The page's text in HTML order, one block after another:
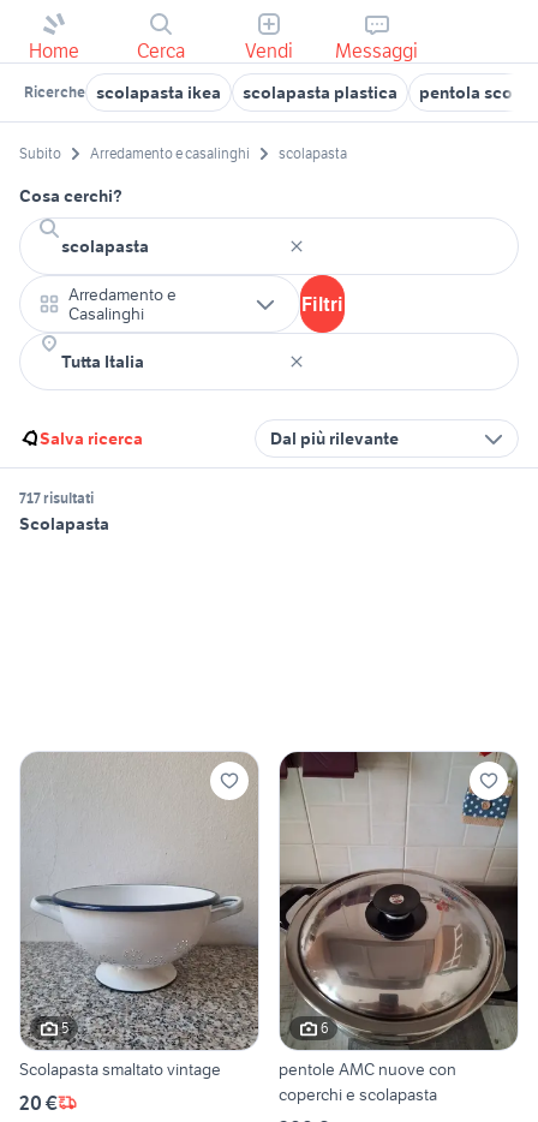
Home Cerca Vendi Messaggi
Ricerche scolapasta ikea scolapasta plastica pentola
Subito Arredamento e casalinghi scolapasta
Cosa cerchi?
Arredamento e
Casalinghi
Filtri
Salva ricerca Dal più rilevante
717 risultati
Scolapasta
5
Scolapasta smaltato vintage
20 €
6
pentole AMC nuove con
coperchi e scolapasta